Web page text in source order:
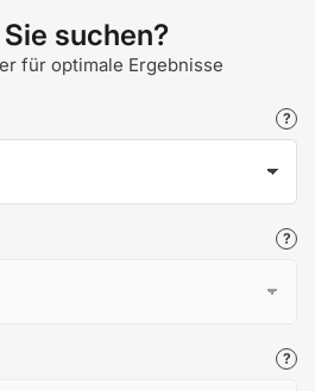
suchen?
für optimale Ergebnisse